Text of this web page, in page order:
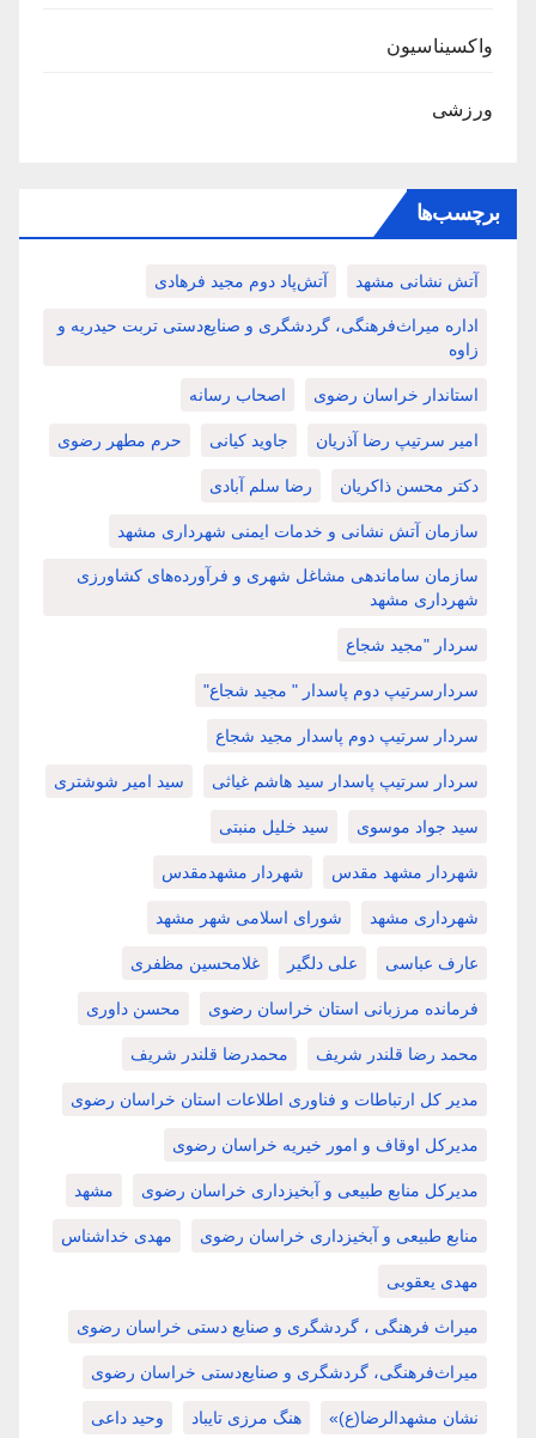
واکسیناسیون
ورزشی
برچسب‌ها
آتش نشانی مشهد آتش‌پاد دوم مجید فرهادی
اداره میراث‌فرهنگی، گردشگری و صنایع‌دستی تربت حیدریه و
زاوه
استاندار خراسان رضوی اصحاب رسانه
امیر سرتیپ رضا آذریان جاوید کیانی حرم مطهر رضوی
دکتر محسن ذاکریان رضا سلم آبادی
سازمان آتش نشانی و خدمات ایمنی شهرداری مشهد
سازمان ساماندهی مشاغل شهری و فرآورده‌های کشاورزی
شهرداری مشهد
سردار "مجید شجاع
سردارسرتیپ دوم پاسدار " مجید شجاع"
سردار سرتیپ دوم پاسدار مجید شجاع
سردار سرتیپ پاسدار سید هاشم غیاثی سید امیر شوشتری
سید جواد موسوی سید خلیل منبتی
شهردار مشهد مقدس شهردار مشهدمقدس
شهرداری مشهد شورای اسلامی شهر مشهد
عارف عباسی علی دلگیر غلامحسین مظفری
فرمانده مرزبانی استان خراسان رضوی محسن داوری
محمد رضا قلندر شریف محمدرضا قلندر شریف
مدیر کل ارتباطات و فناوری اطلاعات استان خراسان رضوی
مدیرکل اوقاف و امور خیریه خراسان رضوی
مدیرکل منابع طبیعی و آبخیزداری خراسان رضوی مشهد
منابع طبیعی و آبخیزداری خراسان رضوی مهدی خداشناس
مهدی یعقوبی
میراث فرهنگی ، گردشگری و صنایع دستی خراسان رضوی
میراث‌فرهنگی، گردشگری و صنایع‌دستی خراسان رضوی
نشان مشهدالرضا(ع)» هنگ مرزی تایباد وحید داعی